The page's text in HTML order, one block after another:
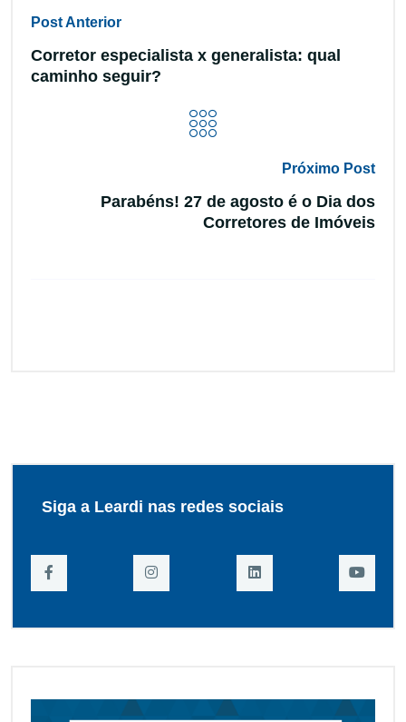
Post Anterior
Corretor especialista x generalista: qual
caminho seguir?
Próximo Post
Parabéns! 27 de agosto é o Dia dos
Corretores de Imóveis
Siga a Leardi nas redes sociais